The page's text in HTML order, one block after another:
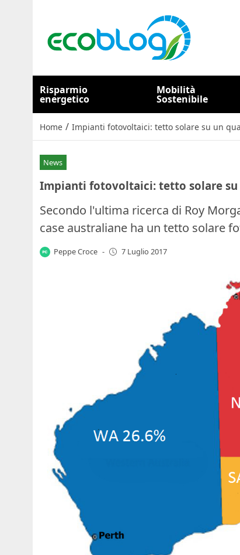
Risparmio
energetico
Mobilità
Sostenibile
Home / Impianti fotovoltaici: tetto solare su un
News
Impianti fotovoltaici: tetto solare su
Secondo l'ultima ricerca di Roy
case australiane ha un tetto solare
Peppe Croce - 7 Luglio 2017